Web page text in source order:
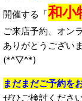
開催する「和小
ご来店予約、オン
ありがとうござい
(*^▽^*)
まだまだご予約を
ぜひご検討くださ